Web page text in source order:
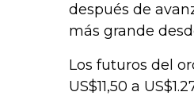
después de
más grande
Los futuros del
US$11,50 a